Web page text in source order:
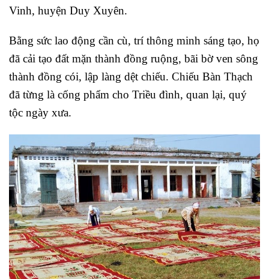
Vinh, huyện Duy Xuyên.
Bằng sức lao động cần cù, trí thông minh sáng tạo, họ
đã cải tạo đất mặn thành đồng ruộng, bãi bờ ven sông
thành đồng cói, lập làng dệt chiếu. Chiếu Bàn Thạch
đã từng là cống phẩm cho Triều đình, quan lại, quý
tộc ngày xưa.